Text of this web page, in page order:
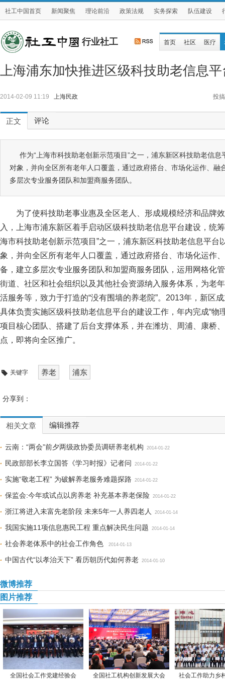
社工中国首页 新闻聚焦 理论前沿 政策法规 实务探索 队伍建设
行业社工 首页 社区 医疗
上海浦东加快推进区级科技助老信息
2014-02-09 11:19 上海民政 投搞
正文 评论
作为“上海市科技助老创新示范项目”之一，浦东新区科技助老信
对象，并向全区所有老年人口覆盖，通过政府搭台、市场化运作、融
多层次专业服务团队和加盟商服务团队。
为了使科技助老事业惠及全区老人、形成规模经济和品牌
入，上海市浦东新区着手启动区级科技助老信息平台建设，统
海市科技助老创新示范项目”之一，浦东新区科技助老信息平台
象，并向全区所有老年人口覆盖，通过政府搭台、市场化运作
备，建立多层次专业服务团队和加盟商服务团队，运用网格化
街道、社区和社会组织以及其他社会资源纳入服务体系，为老
活服务等，致力于打造的“没有围墙的养老院”。2013年，新区
具体负责实施区级科技助老信息平台的建设工作，年内完成“物
项目核心团队、搭建了后台支撑体系，并在潍坊、周浦、康桥
点，即将向全区推广。
关键字 养老 浦东
分享到：
相关文章 编辑推荐
云南：“两会”前夕两级政协委员调研养老机构 2014-01-22
民政部部长李立国答《学习时报》记者问 2014-01-22
实施“敬老工程” 为破解养老服务难题探路 2014-01-22
保监会:今年或试点以房养老 补充基本养老保险 2014-01-22
浙江将进入未富先老阶段 未来5年一人养四老人 2014-01-14
我国实施11项信息惠民工程 重点解决民生问题 2014-01-14
社会养老体系中的社会工作角色 2014-01-13
中国古代“以孝治天下” 看历朝历代如何养老 2014-01-10
微博推荐
图片推荐
全国社会工作党建经验会 全国社工机构创新发展大会 社会工作助力乡